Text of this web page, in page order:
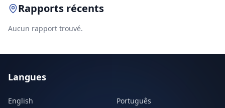
Rapports récents
Aucun rapport trouvé.
Langues
English
Português